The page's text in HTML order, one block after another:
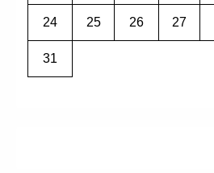
24 25 26 27
31